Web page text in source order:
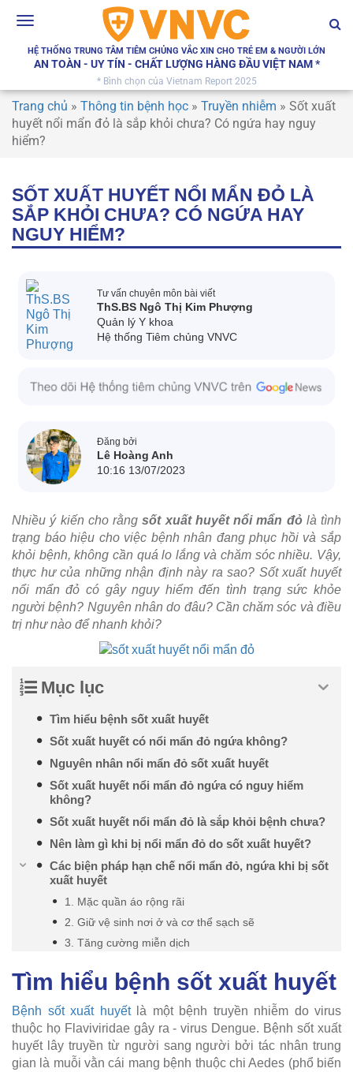
Toggle
HỆ THỐNG TRUNG TÂM TIÊM CHỦNG VẮC XIN CHO TRẺ EM & NGƯỜI LỚN
AN TOÀN - UY TÍN - CHẤT LƯỢNG HÀNG ĐẦU VIỆT NAM *
* Bình chọn của Vietnam Report 2025
Trang chủ » Thông tin bệnh học » Truyền nhiễm » Sốt xuất
huyết nổi mẩn đỏ là sắp khỏi chưa? Có ngứa hay nguy
hiểm?
SỐT XUẤT HUYẾT NỔI MẨN ĐỎ LÀ
SẮP KHỎI CHƯA? CÓ NGỨA HAY
NGUY HIỂM?
Tư vấn chuyên môn bài viết
ThS.BS Ngô Thị Kim Phượng
Quản lý Y khoa
Hệ thống Tiêm chủng VNVC
Đăng bởi
Lê Hoàng Anh
10:16 13/07/2023
Nhiều ý kiến cho rằngsốt xuất huyết nổi mẩn đỏlà tình
trạng báo hiệu cho việc bệnh nhân đang phục hồi và sắp
khỏi bệnh, không cần quá lo lắng và chăm sóc nhiều. Vậy,
thực hư của những nhận định này ra sao? Sốt xuất huyết
nổi mẩn đỏ có gây nguy hiểm đến tình trạng sức khỏe
người bệnh? Nguyên nhân do đâu? Cần chăm sóc và điều
trị như nào để nhanh khỏi?
Mục lục
Tìm hiểu bệnh sốt xuất huyết
Sốt xuất huyết có nổi mẩn đỏ ngứa không?
Nguyên nhân nổi mẩn đỏ sốt xuất huyết
Sốt xuất huyết nổi mẩn đỏ ngứa có nguy hiểm
không?
Sốt xuất huyết nổi mẩn đỏ là sắp khỏi bệnh chưa?
Nên làm gì khi bị nổi mẩn đỏ do sốt xuất huyết?
Các biện pháp hạn chế nổi mẩn đỏ, ngứa khi bị sốt
xuất huyết
1. Mặc quần áo rộng rãi
2. Giữ vệ sinh nơi ở và cơ thể sạch sẽ
3. Tăng cường miễn dịch
Tìm hiểu bệnh sốt xuất huyết
Bệnh sốt xuất huyếtlà một bệnh truyền nhiễm do virus
thuộc họ Flaviviridae gây ra - virus Dengue. Bệnh sốt xuất
huyết lây truyền từ người sang người bởi tác nhân trung
gian là muỗi vằn cái mang bệnh thuộc chi Aedes (phổ biến